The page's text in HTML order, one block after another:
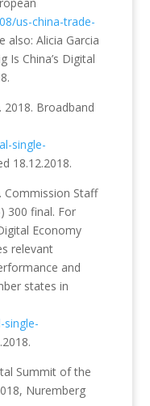
us-china-trade-
also: Alicia Garcia
Is China’s Digital
2018. Broadband
single-
18.12.2018.
Commission Staff
300 final. For
Economy
relevant
and
states in
single-
Summit of the
Nuremberg